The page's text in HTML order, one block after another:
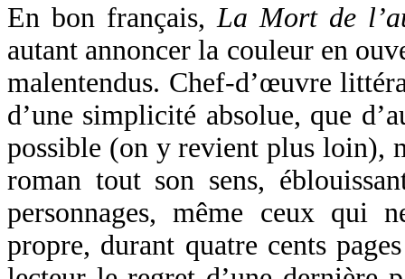
En bon français, La Mort de
autant annoncer la couleur en
malentendus. Chef-d’œuvre
d’une simplicité absolue, que
possible (on y revient plus loin),
roman tout son sens,
personnages, même ceux qui
propre, durant quatre cents